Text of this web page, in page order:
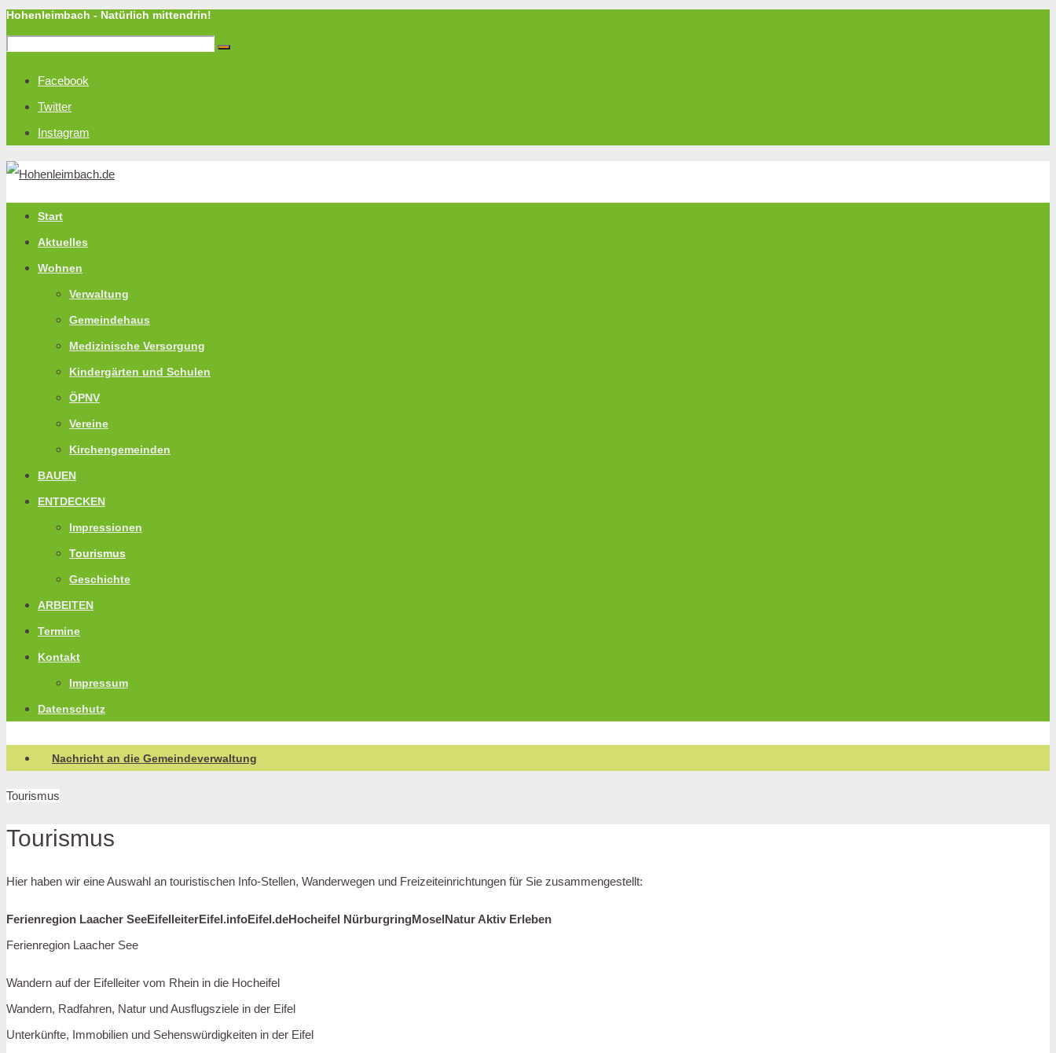
Hohenleimbach - Natürlich mittendrin!
Facebook
Twitter
Instagram
Start
Aktuelles
Wohnen
Verwaltung
Gemeindehaus
Medizinische Versorgung
Kindergärten und Schulen
ÖPNV
Vereine
Kirchengemeinden
BAUEN
ENTDECKEN
Impressionen
Tourismus
Geschichte
ARBEITEN
Termine
Kontakt
Impressum
Datenschutz
Nachricht an die Gemeindeverwaltung
Tourismus
Tourismus
Hier haben wir eine Auswahl an touristischen Info-Stellen, Wanderwegen und Freizeiteinrichtungen für Sie zusammengestellt:
Ferienregion Laacher SeeEifelleiterEifel.infoEifel.deHocheifel NürburgringMoselNatur Aktiv Erleben
Ferienregion Laacher See
Wandern auf der Eifelleiter vom Rhein in die Hocheifel
Wandern, Radfahren, Natur und Ausflugsziele in der Eifel
Unterkünfte, Immobilien und Sehenswürdigkeiten in der Eifel